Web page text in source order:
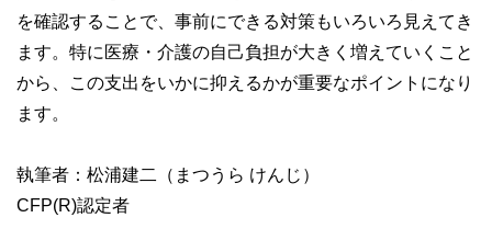
を確認することで、事前にできる対策もいろいろ見えてき
ます。特に医療・介護の自己負担が大きく増えていくこと
から、この支出をいかに抑えるかが重要なポイントになり
ます。
執筆者：松浦建二（まつうら けんじ）
CFP(R)認定者